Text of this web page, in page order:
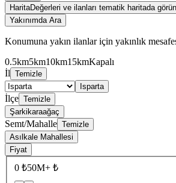
HaritaDeğerleri ve ilanları tematik haritada görün
Yakınımda Ara
Konumuna yakın ilanlar için yakınlık
0.5km5km10km15kmKapalı
İl Temizle
Isparta
İlçe Temizle
Şarkikaraağaç
Semt/Mahalle Temizle
Asılkale Mahallesi
Fiyat
0 ₺50M+ ₺